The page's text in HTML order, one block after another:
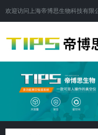
欢迎访问 上海帝博思生物科技有限公